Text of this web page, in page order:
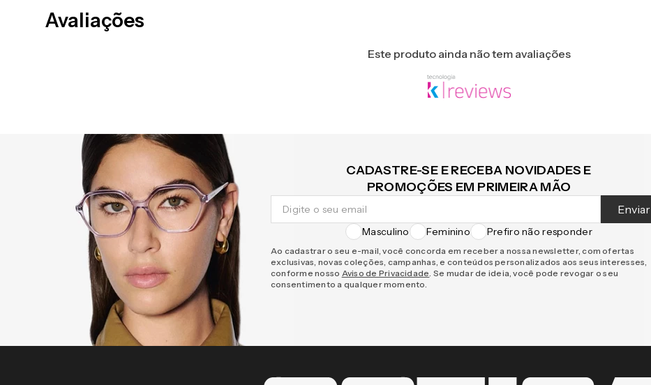
Avaliações
Este produto ainda não tem avaliações
CADASTRE-SE E RECEBA NOVIDADES E
PROMOÇÕES EM PRIMEIRA MÃO
Enviar
Masculino Feminino Prefiro não responder
Ao cadastrar o seu e-mail, você concorda em receber a nossa newsletter, com ofertas
exclusivas, novas coleções, campanhas, e conteúdos personalizados aos seus interesses,
conforme nosso Aviso de Privacidade. Se mudar de ideia, você pode revogar o seu
consentimento a qualquer momento.